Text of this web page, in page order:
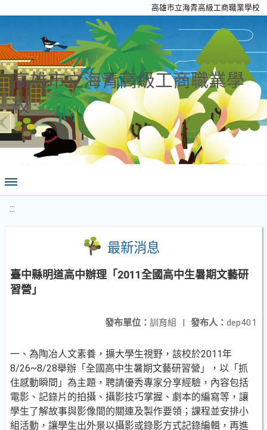
高雄市立海青高級工商職業學校
高雄市立海青高級工商職業學
校
:::
最新消息
臺中縣明道高中辦理「2011全國高中生暑期文藝研
習營」
發布人： dep401
發布單位： 訓育組 |
一、為陶冶人文素養，擴大學生視野，該校於2011年
8/26~8/28舉辦「全國高中生暑期文藝研習營」，以「抓
住感動瞬間」為主題，聘請優秀專家分享經驗，內容包括
電影、記錄片的拍攝、攝影技巧掌握、劇本的編寫等，讓
學生了解故事與影像間的關連及製作要領；課程並安排小
組活動，讓學生出外景以攝影或錄影方式記錄編輯，再進